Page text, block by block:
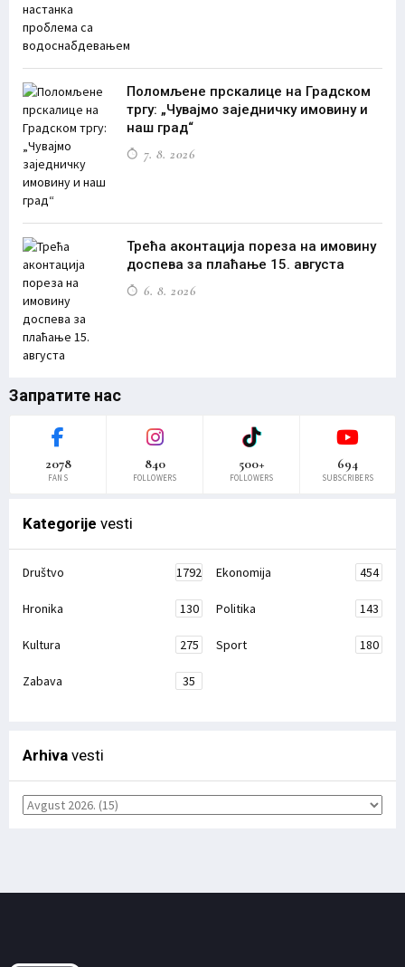
Поломљене прскалице на Градском
тргу: „Чувајмо заједничку имовину и
наш град“
7. 8. 2026
Трећа аконтација пореза на имовину
доспева за плаћање 15. августа
6. 8. 2026
Запратите нас
2078
FANS
840
FOLLOWERS
500+
FOLLOWERS
694
SUBSCRIBERS
Kategorije vesti
Društvo 1792 Ekonomija 454
Hronika 130 Politika 143
Kultura 275 Sport 180
Zabava 35
Arhiva vesti